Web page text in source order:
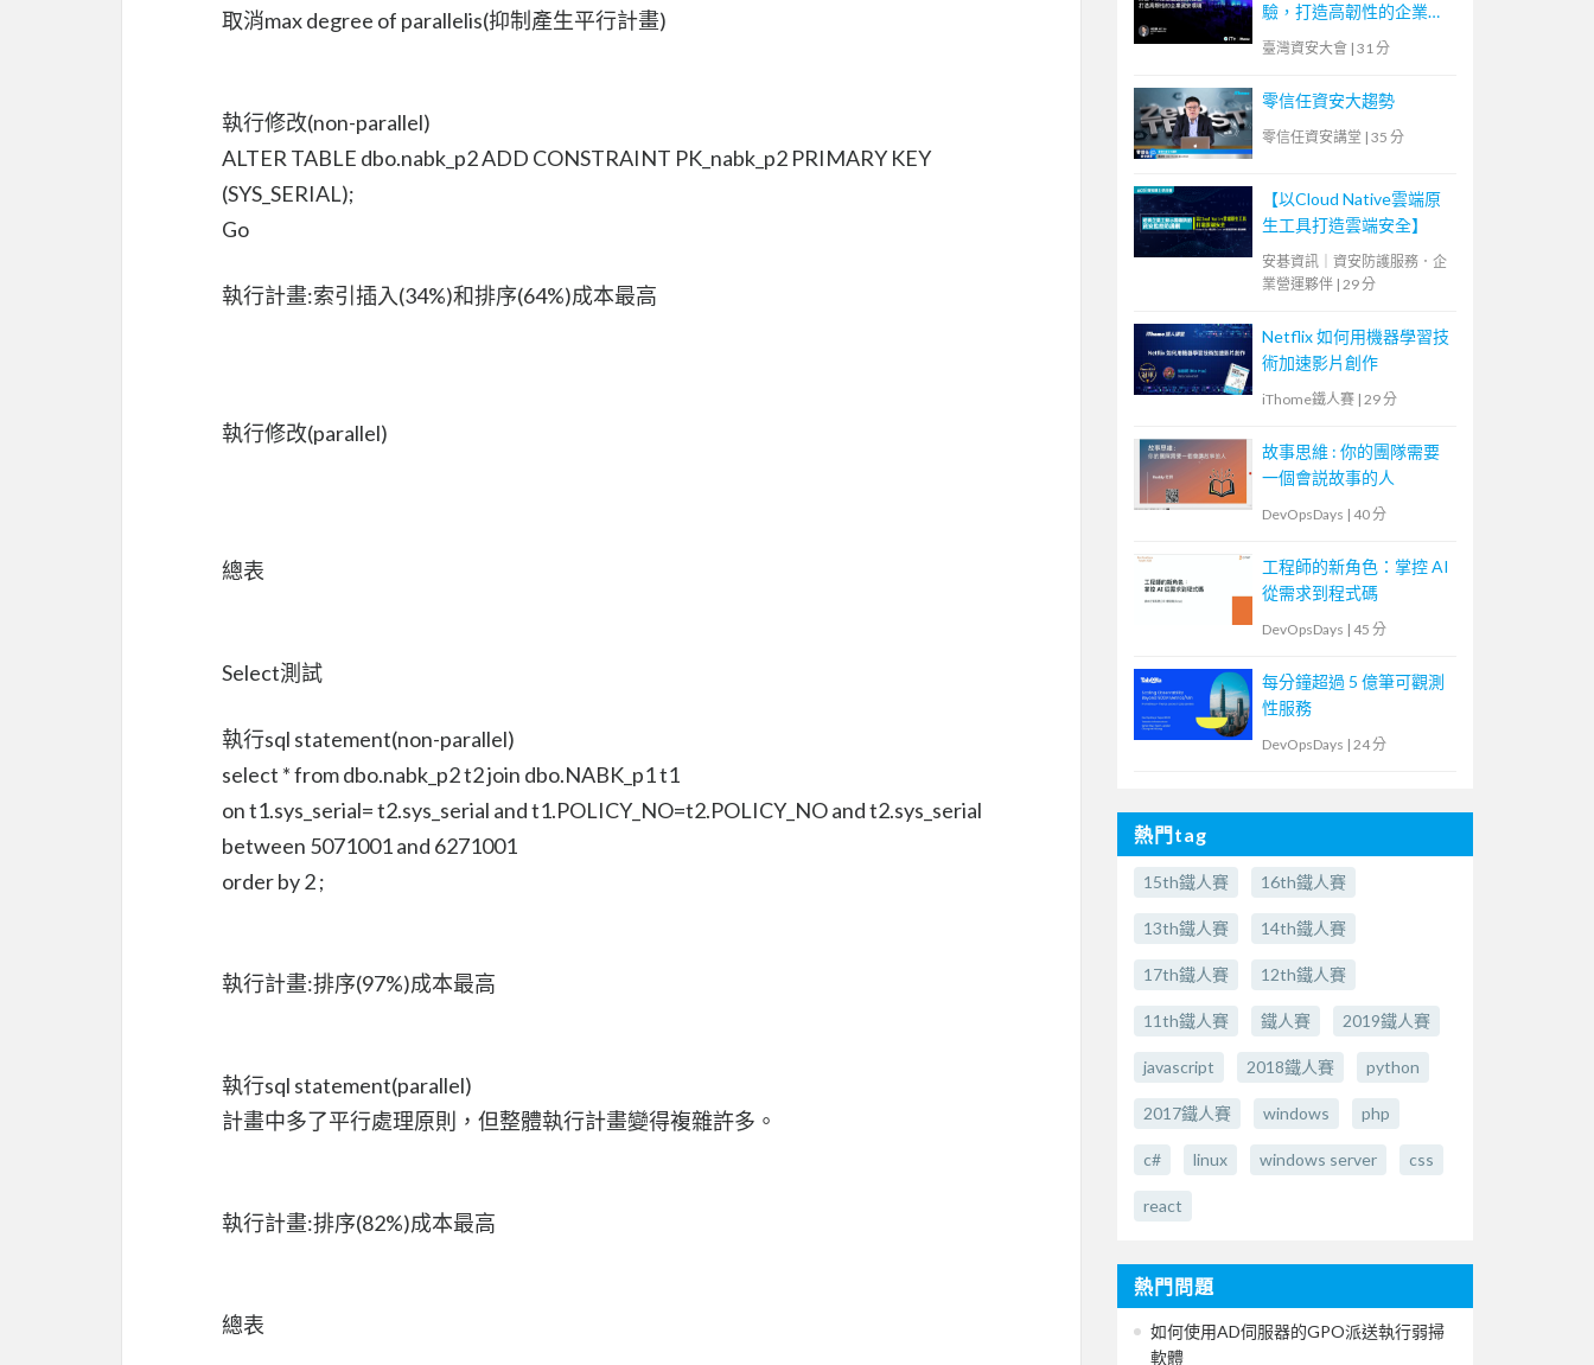
取消max degree of parallelis(抑制產生平行計畫)
執行修改(non-parallel)
ALTER TABLE dbo.nabk_p2 ADD CONSTRAINT PK_nabk_p2 PRIMARY KEY
(SYS_SERIAL);
Go
執行計畫:索引插入(34%)和排序(64%)成本最高
執行修改(parallel)
總表
Select測試
執行sql statement(non-parallel)
select * from dbo.nabk_p2 t2 join dbo.NABK_p1 t1
on t1.sys_serial= t2.sys_serial and t1.POLICY_NO=t2.POLICY_NO and t2.sys_serial
between 5071001 and 6271001
order by 2 ;
執行計畫:排序(97%)成本最高
執行sql statement(parallel)
計畫中多了平行處理原則，但整體執行計畫變得複雜許多。
執行計畫:排序(82%)成本最高
總表
驗，打造高韌性的企業資
安環境
臺灣資安大會 | 31 分
零信任資安大趨勢
零信任資安講堂 | 35 分
【以Cloud Native雲端原
生工具打造雲端安全】
安碁資訊｜資安防護服務．企
業營運夥伴 | 29 分
Netflix 如何用機器學習技
術加速影片創作
iThome鐵人賽 | 29 分
故事思維 : 你的團隊需要
一個會説故事的人
DevOpsDays | 40 分
工程師的新角色：掌控 AI
從需求到程式碼
DevOpsDays | 45 分
每分鐘超過 5 億筆可觀測
性服務
DevOpsDays | 24 分
熱門tag
15th鐵人賽 16th鐵人賽
13th鐵人賽 14th鐵人賽
17th鐵人賽 12th鐵人賽
11th鐵人賽 鐵人賽 2019鐵人賽
javascript 2018鐵人賽 python
2017鐵人賽 windows php
c# linux windows server css
react
熱門問題
如何使用AD伺服器的GPO派送執行弱掃
軟體